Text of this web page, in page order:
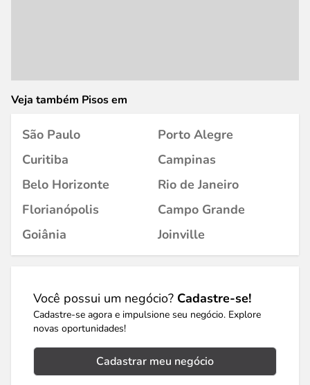
Veja também Pisos em
São Paulo
Porto Alegre
Curitiba
Campinas
Belo Horizonte
Rio de Janeiro
Florianópolis
Campo Grande
Goiânia
Joinville
Você possui um negócio? Cadastre-se!
Cadastre-se agora e impulsione seu negócio. Explore
novas oportunidades!
Cadastrar meu negócio